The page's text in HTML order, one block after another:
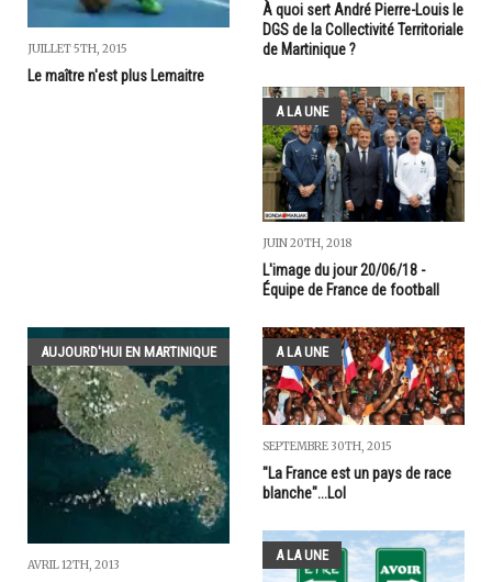
JUILLET 5TH, 2015
Le maître n'est plus Lemaitre
À quoi sert André Pierre-Louis le
DGS de la Collectivité Territoriale
de Martinique ?
A LA UNE
JUIN 20TH, 2018
L'image du jour 20/06/18 -
Équipe de France de football
AUJOURD'HUI EN MARTINIQUE
AVRIL 12TH, 2013
A LA UNE
SEPTEMBRE 30TH, 2015
"La France est un pays de race
blanche"...Lol
A LA UNE